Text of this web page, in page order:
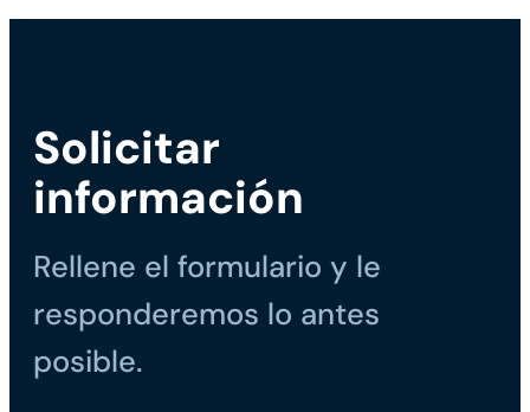
Solicitar
información
Rellene el formulario y le
responderemos lo antes
posible.